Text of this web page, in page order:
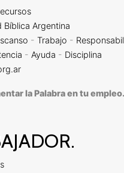
Bíblica Argentina
- Trabajo -
- Ayuda - Disciplina
la Palabra en tu empleo.